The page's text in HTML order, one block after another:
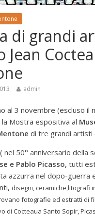
di grandi
Jean
admin
al 3 novembre (escluso il
Mostra espositiva al
di tre grandi artisti
nel 50° anniversario della
e Pablo Picasso,tutti
azzurra nel dopo-guerra
disegni, ceramiche,litografi
fotografie ed estratti di
di Cocteaua Santo Sopir,